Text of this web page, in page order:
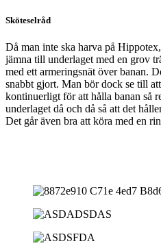
Sköteselråd
Då man inte ska harva på
jämna till underlaget med en grov
med ett armeringsnät över banan.
snabbt gjort. Man bör dock se till
kontinuerligt för att hålla banan så
underlaget då och då så att det
Det går även bra att köra med en